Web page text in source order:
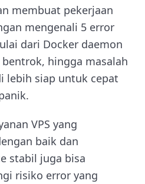
membuat pekerjaan
mengenali 5 error
dari Docker daemon
hingga masalah
lebih siap untuk cepat
VPS yang
baik dan
stabil juga bisa
risiko error yang